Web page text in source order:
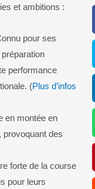
et ambitions :
pour ses
performance
(Plus d’infos
en montée en
provoquant des
forte de la course
pour leurs